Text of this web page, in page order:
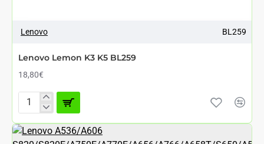
ΑΠΌ 7 ΈΩΣ 12 ΗΜΈΡΕΣ
Lenovo BL259
Lenovo Lemon K3 K5 BL259
18,80€
Lenovo
K3